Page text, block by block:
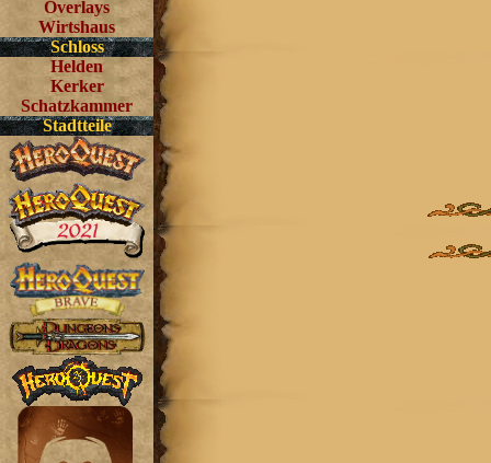
Overlays
Wirtshaus
Schloss
Helden
Kerker
Schatzkammer
Stadtteile